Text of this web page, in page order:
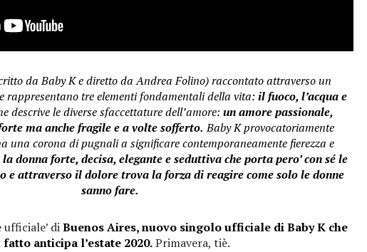
da Baby K e diretto da Andrea Folino) raccontato attraverso un
rappresentano tre elementi fondamentali della vita: il fuoco, l’acqua e
descrive le diverse sfaccettature dell’amore: un amore passionale,
ma anche fragile e a volte sofferto. Baby K provocatoriamente
una corona di pugnali a significarecontemporaneamente fierezza e
la donna forte, decisa, elegante e seduttiva che porta pero’ con sé le
e attraverso il dolore trova la forza di reagire come solo le donne
sanno fare.
ufficiale’ diBuenos Aires, nuovo singolo ufficiale di Baby K che
fatto anticipa l’estate 2020.Primavera, tiè.